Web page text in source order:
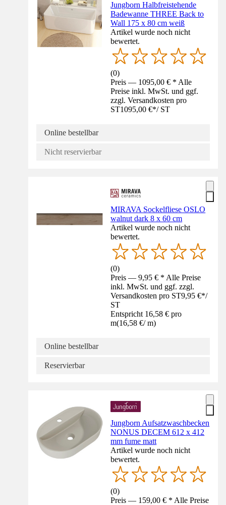
Jungborn Halbfreistehende
Badewanne THREE Back to
Wall 175 x 80 cm weiß
Artikel wurde noch nicht
bewertet.
(0)
Preis — 1095,00 € * Alle
Preise inkl. MwSt. und ggf.
zzgl. Versandkosten pro
ST1095,00 €*/ ST
Online bestellbar
Nicht reservierbar
MIRAVA Sockelfliese OSLO
walnut dark 8 x 60 cm
Artikel wurde noch nicht
bewertet.
(0)
Preis — 9,95 € * Alle Preise
inkl. MwSt. und ggf. zzgl.
Versandkosten pro ST9,95 €*/
ST
Entspricht 16,58 € pro
m(16,58 €/ m)
Online bestellbar
Reservierbar
Jungborn Aufsatzwaschbecken
NONUS DECEM 612 x 412
mm fume matt
Artikel wurde noch nicht
bewertet.
(0)
Preis — 159,00 € * Alle Preise